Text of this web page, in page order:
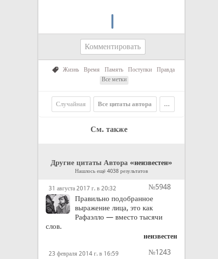
Комментировать
Жизнь Время Память Поступки
Правда
Все метки
Случайная Все цитаты автора ...
См. также
Другие цитаты Автора «неизвестен»
Нашлось ещё 4038 результатов
31 августа 2017 г. в 20:32
№5948
Правильно подобранное
выражение лица, это как
Рафаэлло — вместо тысячи
слов.
неизвестен
23 февраля 2014 г. в 16:59
№1243